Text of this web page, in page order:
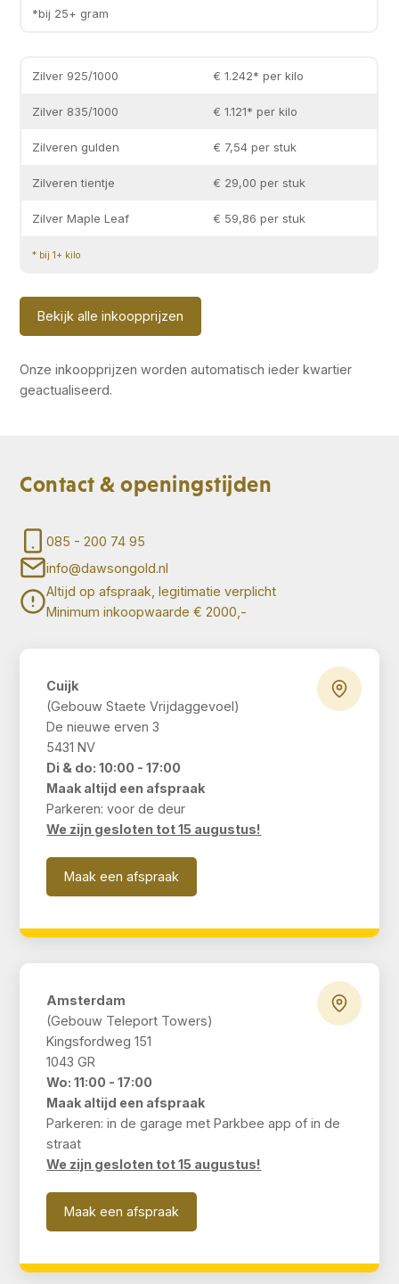
*bij 25+ gram
Zilver 925/1000 € 1.242* per kilo
Zilver 835/1000 € 1.121* per kilo
Zilveren gulden € 7,54 per stuk
Zilveren tientje € 29,00 per stuk
Zilver Maple Leaf € 59,86 per stuk
* bij 1+ kilo
Bekijk alle inkoopprijzen
Onze inkoopprijzen worden automatisch ieder kwartier
geactualiseerd.
Contact & openingstijden
085 - 200 74 95
info@dawsongold.nl
Altijd op afspraak, legitimatie verplicht
Minimum inkoopwaarde € 2000,-
Cuijk
(Gebouw Staete Vrijdaggevoel)
De nieuwe erven 3
5431 NV
Di & do: 10:00 - 17:00
Maak altijd een afspraak
Parkeren: voor de deur
We zijn gesloten tot 15 augustus!
Maak een afspraak
Amsterdam
(Gebouw Teleport Towers)
Kingsfordweg 151
1043 GR
Wo: 11:00 - 17:00
Maak altijd een afspraak
Parkeren: in de garage met Parkbee app of in de
straat
We zijn gesloten tot 15 augustus!
Maak een afspraak